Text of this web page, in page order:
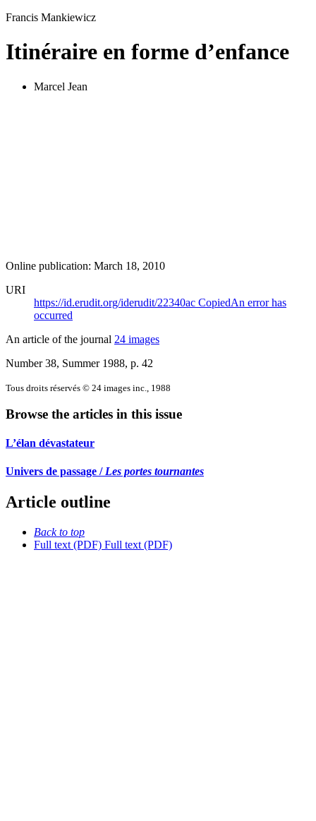
Francis Mankiewicz
Itinéraire en forme d’enfance
Marcel Jean
Online publication: March 18, 2010
URI
https://id.erudit.org/iderudit/22340ac CopiedAn error has
occurred
An article of the journal 24 images
Number 38, Summer 1988, p. 42
Tous droits réservés © 24 images inc., 1988
Browse the articles in this issue
L’élan dévastateur
Univers de passage / Les portes tournantes
Article outline
Back to top
Full text (PDF) Full text (PDF)